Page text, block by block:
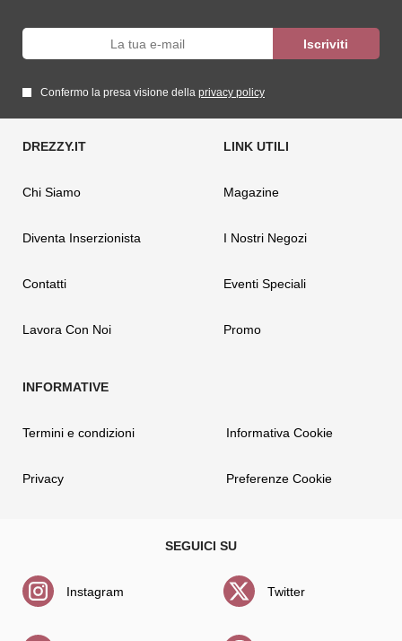
Confermo la presa visione della privacy policy
Chi Siamo
Diventa Inserzionista
Contatti
Lavora Con Noi
Magazine
I Nostri Negozi
Eventi Speciali
Promo
Termini e condizioni
Privacy
Informativa Cookie
Preferenze Cookie
Instagram Twitter